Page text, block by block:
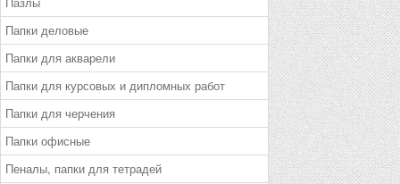
Папки деловые
Папки для акварели
Папки для курсовых и дипломных работ
Папки для черчения
Папки офисные
Пеналы, папки для тетрадей